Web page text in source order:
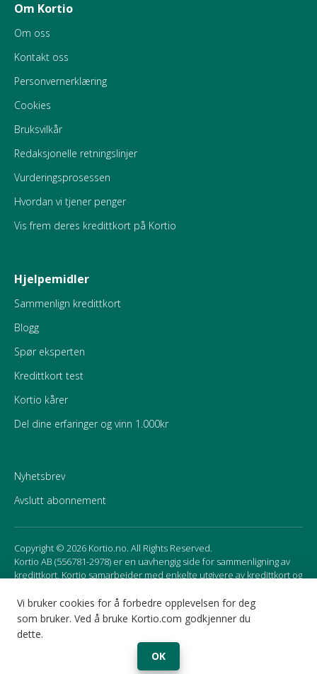
Vi bruker cookies for å forbedre opplevelsen for deg
som bruker. Ved å bruke Kortio.com godkjenner du
dette.
OK
Om Kortio
Om oss
Kontakt oss
Personvernerklæring
Cookies
Bruksvilkår
Redaksjonelle retningslinjer
Vurderingsprosessen
Hvordan vi tjener penger
Vis frem deres kredittkort på Kortio
Hjelpemidler
Sammenlign kredittkort
Blogg
Spør eksperten
Kredittkort test
Kortio kårer
Del dine erfaringer og vinn 1.000kr
Nyhetsbrev
Avslutt abonnement
Copyright © 2026 Kortio.no. All Rights Reserved.
Kortio AB (556781-2978) er en uavhengig side for sammenligning av
kredittkort. Kortio samarbeider med enkelte utgivere av kredittkort og
rekkefølgen av kortene som presenteres på siden.
Norway